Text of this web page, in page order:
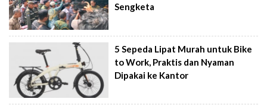
Sengketa
5 Sepeda Lipat Murah untuk Bike
to Work, Praktis dan Nyaman
Dipakai ke Kantor